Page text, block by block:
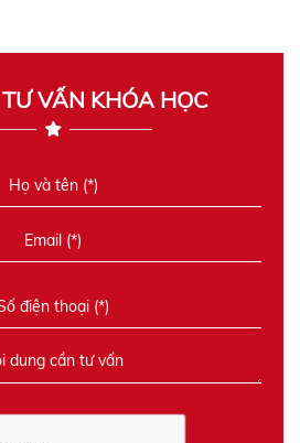
VẤN KHÓA HỌC